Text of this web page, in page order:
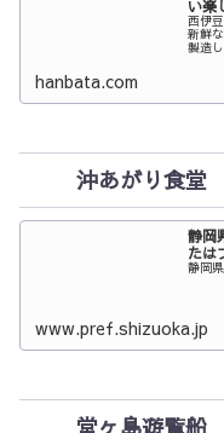
い楽
西伊
新鮮
製造
い！
hanbata.com
沖あがり食堂
静岡
たは
静岡
www.pref.shizuoka.jp
堂ヶ島遊覧船